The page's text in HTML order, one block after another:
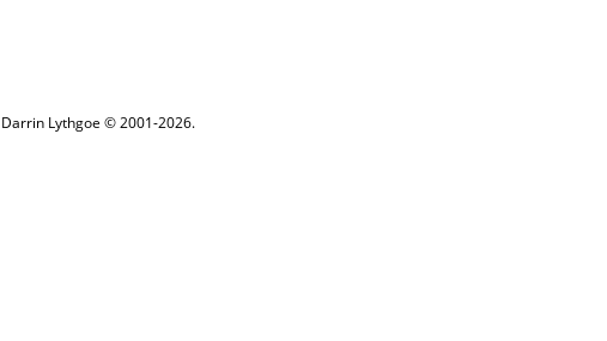
Lythgoe © 2001-2026.